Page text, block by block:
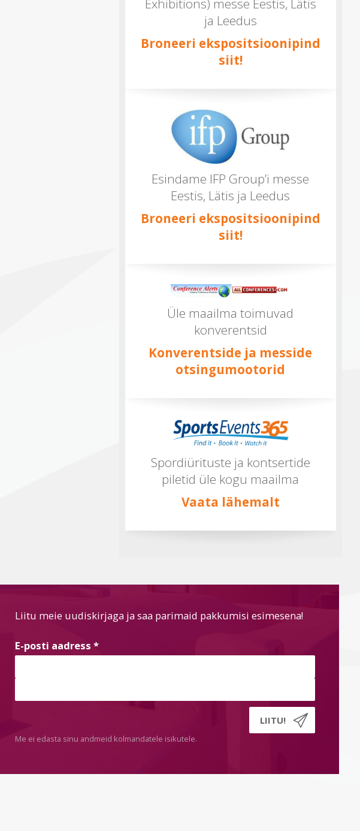
ja Leedus
Broneeri ekspositsioonipind
siit!
Esindame IFP Group’i messe
Eestis, Lätis ja Leedus
Broneeri ekspositsioonipind
siit!
Üle maailma toimuvad
konverentsid
Konverentside ja messide
otsingumootorid
Spordiürituste ja kontsertide
piletid üle kogu maailma
Vaata lähemalt
Liitu meie uudiskirjaga ja saa parimaid pakkumisi esimesena!
E-posti aadress *
Me ei edasta sinu andmeid kolmandatele isikutele.